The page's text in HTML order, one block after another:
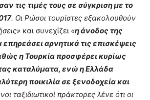
τις τιμές τους σε σύγκριση με το
. Οι Ρώσοι τουρίστες εξακολουθούν
και συνεχίζει «η άνοδος της
αρνητικά τις επισκέψεις
η Τουρκία προσφέρει κυρίως
καταλύματα, ενώ η Ελλάδα
ποικιλία σε ξενοδοχεία και
ταξιδιωτικοί πράκτορες λένε ότι οι